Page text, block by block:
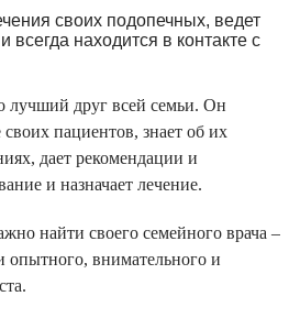
своих подопечных, ведет
всегда находится в контакте с
лучший друг всей семьи. Он
своих пациентов, знает об их
дает рекомендации и
и назначает лечение.
найти своего семейного врача –
опытного, внимательного и